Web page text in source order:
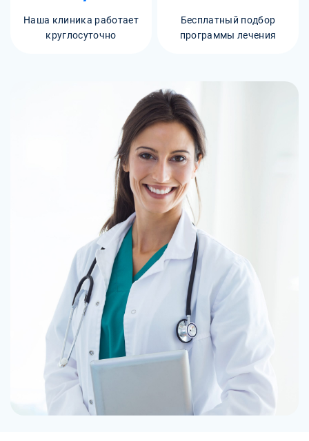
Наша клиника работает
круглосуточно
Бесплатный подбор
программы лечения